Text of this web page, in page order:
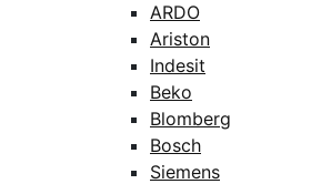
ARDO
Ariston
Indesit
Beko
Blomberg
Bosch
Siemens